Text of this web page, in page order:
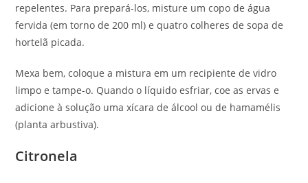
repelentes. Para prepará-los, misture um copo de água
fervida (em torno de 200 ml) e quatro colheres de sopa de
hortelã picada.
Mexa bem, coloque a mistura em um recipiente de vidro
limpo e tampe-o. Quando o líquido esfriar, coe as ervas e
adicione à solução uma xícara de álcool ou de hamamélis
(planta arbustiva).
Citronela